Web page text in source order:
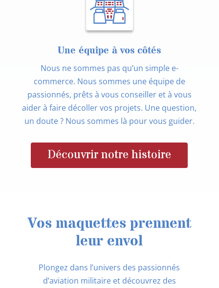
Une équipe à vos côtés
Nous ne sommes pas qu’un simple e-
commerce. Nous sommes une équipe de
passionnés, prêts à vous conseiller et à vous
aider à faire décoller vos projets. Une question,
un doute ? Nous sommes là pour vous guider.
Découvrir notre histoire
Vos maquettes prennent
leur envol
Plongez dans l’univers des passionnés
d’aviation militaire et découvrez des